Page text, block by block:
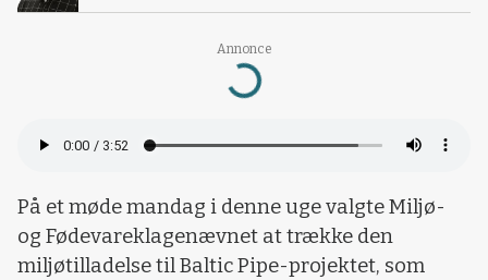
Annonce
Loading...
På et møde mandag i denne uge valgte Miljø-
og Fødevareklagenævnet at trække den
miljøtilladelse til Baltic Pipe-projektet, som